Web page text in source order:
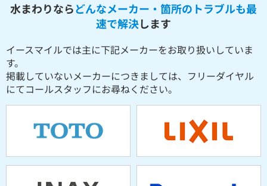
水まわりならどんなメーカー・箇所のトラブルも最
速で解決します
イースマイルでは主に下記メーカーをお取り扱いしていま
す。
掲載していないメーカーにつきましては、フリーダイヤル
にてコールスタッフにお尋ねください。